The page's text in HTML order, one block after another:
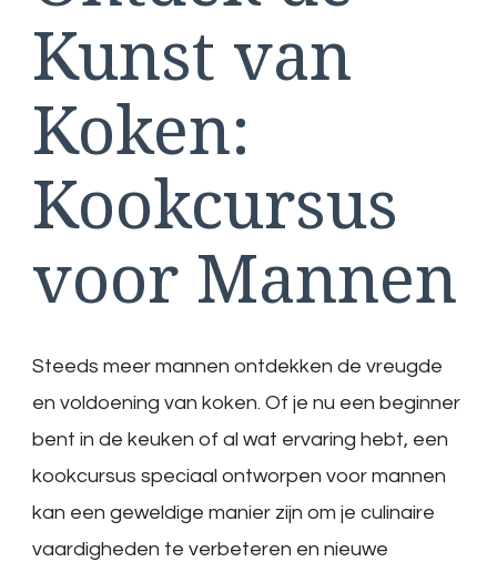
Kunst van
Koken:
Kookcursus
voor Mannen
Steeds meer mannen ontdekken de vreugde
en voldoening van koken. Of je nu een beginner
bent in de keuken of al wat ervaring hebt, een
kookcursus speciaal ontworpen voor mannen
kan een geweldige manier zijn om je culinaire
vaardigheden te verbeteren en nieuwe